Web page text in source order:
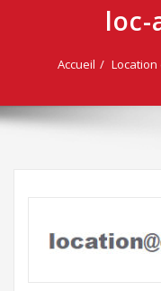
loc-
Accueil Location